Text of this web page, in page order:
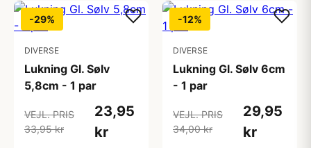
-29%
DIVERSE
Lukning Gl. Sølv
5,8cm - 1 par
VEJL. PRIS
33,95 kr
23,95
kr
-12%
DIVERSE
Lukning Gl. Sølv 6cm
- 1 par
VEJL. PRIS
34,00 kr
29,95
kr